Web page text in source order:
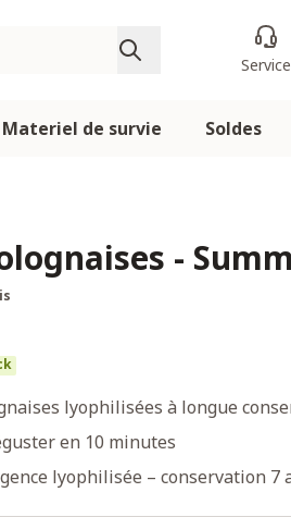
Materiel de survie Soldes
Service
-
lyophilisées à longue
en 10 minutes
lyophilisée – conservation 7